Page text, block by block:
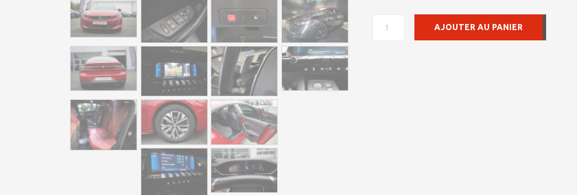
QUANTITÉ
AJOUTER AU PANIER